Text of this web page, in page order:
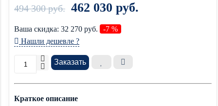
494 300 руб. 462 030 руб.
Ваша cкидка: 32 270 руб.
-7 %
Нашли дешевле ?
Заказать
Краткое описание